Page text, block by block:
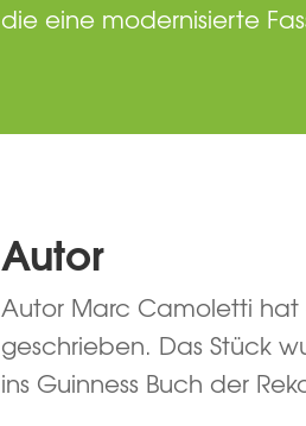
die eine modernisierte
Autor
Autor Marc Camoletti hat
geschrieben. Das Stück
ins Guinness Buch der